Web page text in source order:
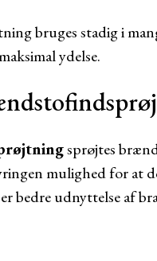
bruges stadig i
ydelse.
sprøjtes
mulighed for at
bedre udnyttelse af